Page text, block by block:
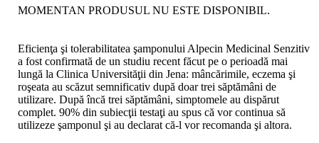
MOMENTAN PRODUSUL NU ESTE DISPONIBIL.
Eficienţa şi tolerabilitatea şamponului Alpecin Medicinal Senzitiv
a fost confirmată de un studiu recent făcut pe o perioadă mai
lungă la Clinica Universităţii din Jena: mâncărimile, eczema şi
roşeata au scăzut semnificativ după doar trei săptămâni de
utilizare. După încă trei săptămâni, simptomele au dispărut
complet. 90% din subiecţii testaţi au spus că vor continua să
utilizeze şamponul şi au declarat că-l vor recomanda şi altora.